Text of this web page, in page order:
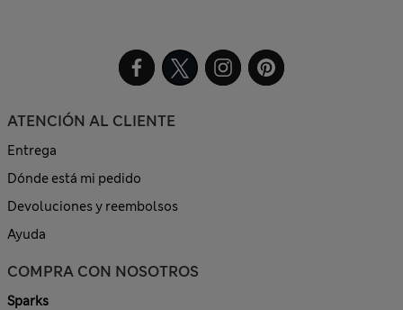
ATENCIÓN AL CLIENTE
Entrega
Dónde está mi pedido
Devoluciones y reembolsos
Ayuda
COMPRA CON NOSOTROS
Sparks